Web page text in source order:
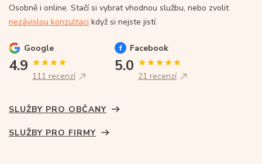
Osobně i online. Stačí si vybrat vhodnou službu, nebo zvolit
nezávislou konzultaci když si nejste jistí.
Google
4.9
111 recenzí
Facebook
5.0
21 recenzí
SLUŽBY PRO OBČANY
SLUŽBY PRO FIRMY